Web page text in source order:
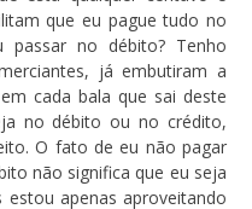
que eu pague tudo no
no débito? Tenho
já embutiram a
cada bala que sai deste
no débito ou no crédito,
O fato de eu não pagar
não significa que eu seja
apenas aproveitando